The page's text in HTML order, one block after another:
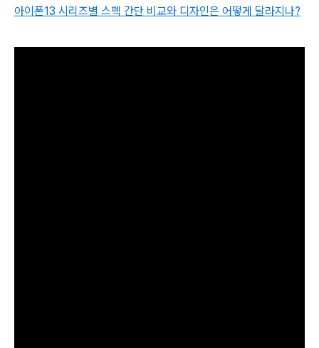
아이폰13 시리즈별 스펙 간단 비교와 디자인은 어떻게 달라지나?